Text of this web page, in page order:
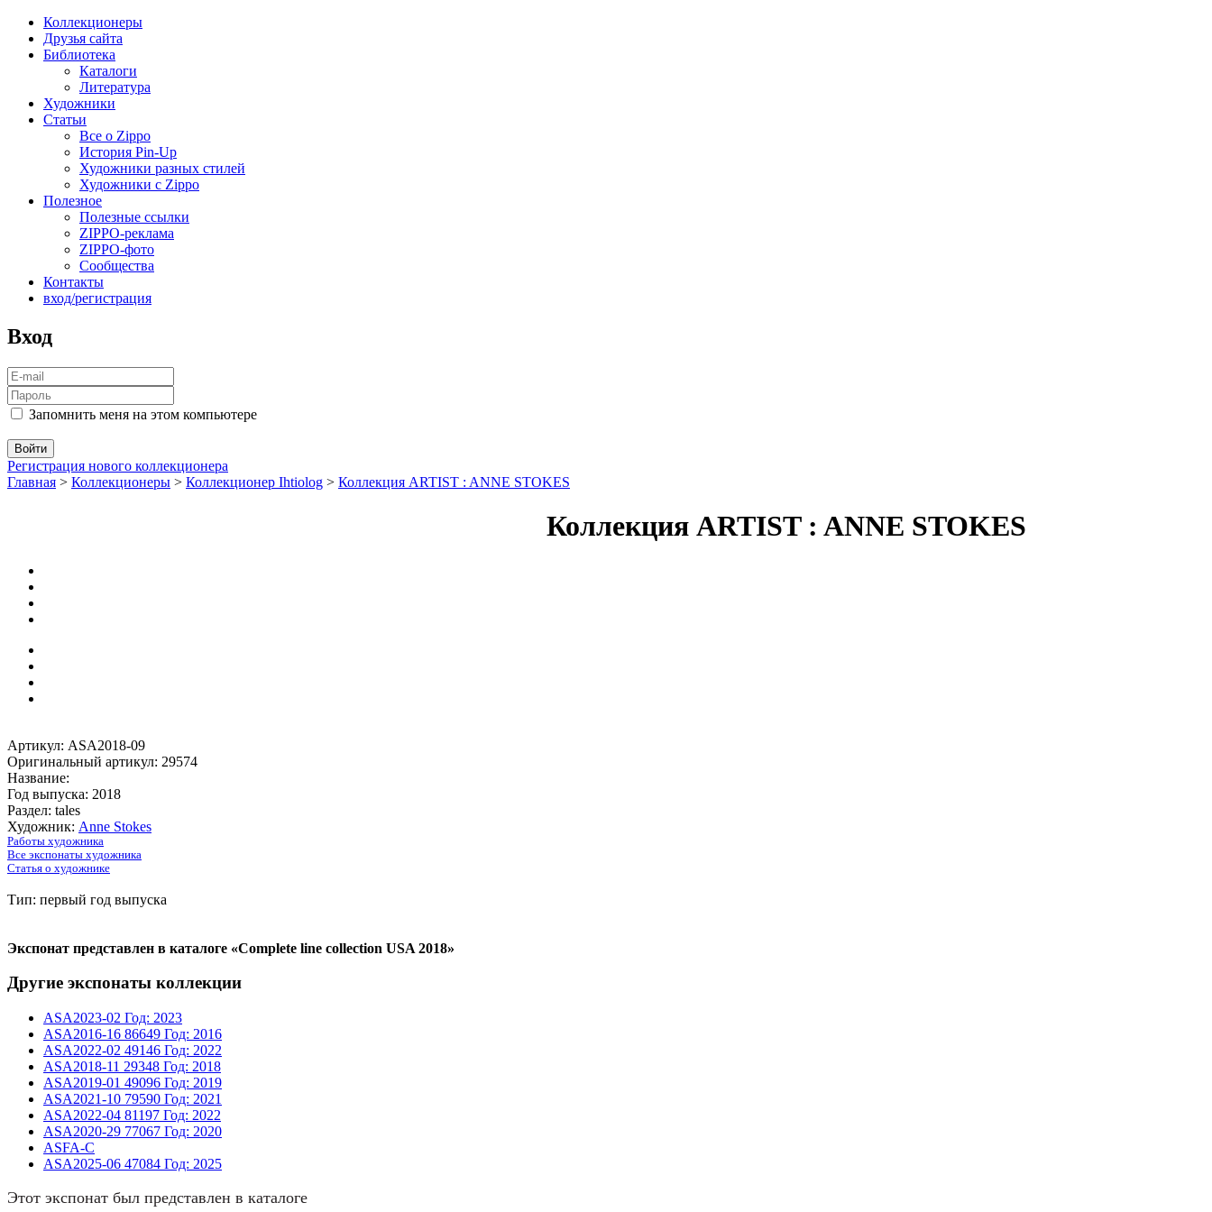
Коллекционеры
Друзья сайта
Библиотека
Каталоги
Литература
Художники
Статьи
Все о Zippo
История Pin-Up
Художники разных стилей
Художники с Zippo
Полезное
Полезные ссылки
ZIPPO-реклама
ZIPPO-фото
Сообщества
Контакты
вход/регистрация
Вход
Запомнить меня на этом компьютере
Регистрация нового коллекционера
Главная > Коллекционеры > Коллекционер Ihtiolog > Коллекция ARTIST : ANNE STOKES
Коллекция ARTIST : ANNE STOKES
Артикул: ASA2018-09
Оригинальный артикул: 29574
Название:
Год выпуска: 2018
Раздел: tales
Художник: Anne Stokes
Работы художника
Все экспонаты художника
Статья о художнике
Тип: первый год выпуска
Экспонат представлен в каталоге «Complete line collection USA 2018»
Другие экспонаты коллекции
ASA2023-02 Год: 2023
ASA2016-16 86649 Год: 2016
ASA2022-02 49146 Год: 2022
ASA2018-11 29348 Год: 2018
ASA2019-01 49096 Год: 2019
ASA2021-10 79590 Год: 2021
ASA2022-04 81197 Год: 2022
ASA2020-29 77067 Год: 2020
ASFA-C
ASA2025-06 47084 Год: 2025
Этот экспонат был представлен в каталоге